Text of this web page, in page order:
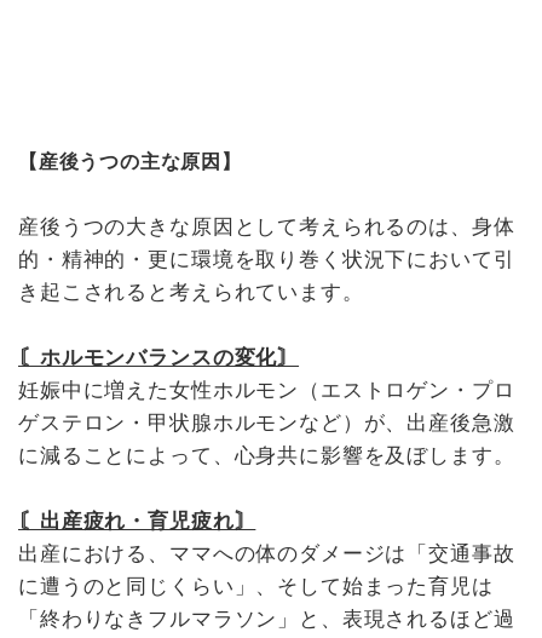
【産後うつの主な原因】
産後うつの大きな原因として考えられるのは、身体
的・精神的・更に環境を取り巻く状況下において引
き起こされると考えられています。
〘ホルモンバランスの変化〙
妊娠中に増えた女性ホルモン（エストロゲン・プロ
ゲステロン・甲状腺ホルモンなど）が、出産後急激
に減ることによって、心身共に影響を及ぼします。
〘出産疲れ・育児疲れ〙
出産における、ママへの体のダメージは「交通事故
に遭うのと同じくらい」、そして始まった育児は
「終わりなきフルマラソン」と、表現されるほど過